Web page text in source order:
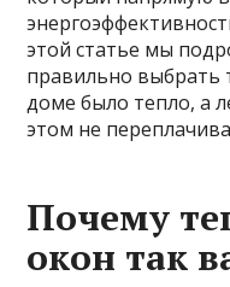
этой статье мы
правильно выбрать
доме было тепло, а
этом не
Почему
окон так